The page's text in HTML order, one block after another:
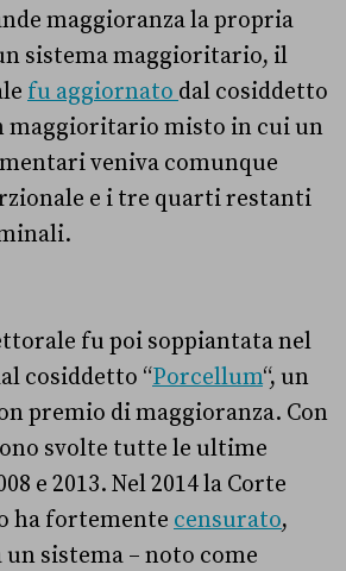
maggioranza la propria
sistema maggioritario, il
fu aggiornato dal cosiddetto
maggioritario misto in cui un
veniva comunque
e i tre quarti restanti
fu poi soppiantata nel
cosiddetto “Porcellum“, un
premio di maggioranza. Con
svolte tutte le ultime
e 2013. Nel 2014 la Corte
ha fortemente censurato,
sistema – noto come